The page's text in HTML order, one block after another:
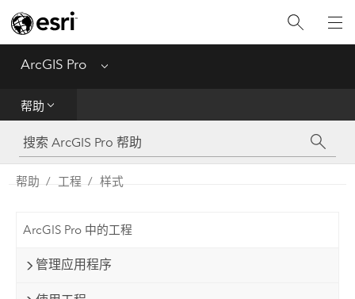
ArcGIS Pro Menu
帮助
工具参考
Python
帮助 工程 样式
ArcGIS Pro 中的工程
管理应用程序